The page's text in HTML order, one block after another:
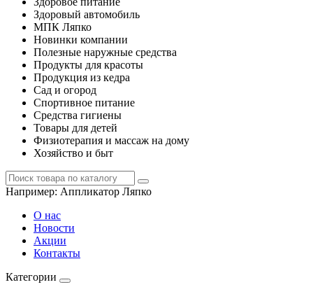
Здоровый автомобиль
МПК Ляпко
Новинки компании
Полезные наружные средства
Продукты для красоты
Продукция из кедра
Сад и огород
Спортивное питание
Средства гигиены
Товары для детей
Физиотерапия и массаж на дому
Хозяйство и быт
Например: Аппликатор Ляпко
О нас
Новости
Акции
Контакты
Категории